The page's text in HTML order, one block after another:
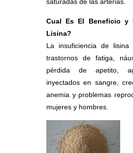
saturadas de las arterias.
Cual Es El Beneficio y
Lisina?
La insuficiencia de lisina
trastornos de fatiga,
pérdida de apetito,
inyectados en sangre,
anemia y problemas
mujeres y hombres.